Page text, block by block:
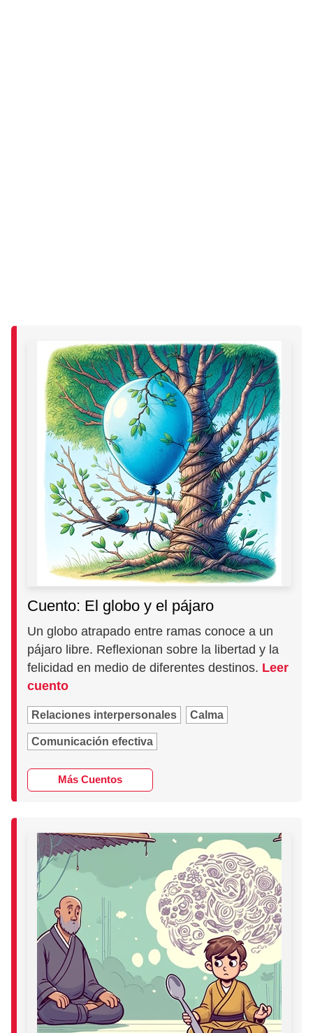
Cuento: El globo y el pájaro
Un globo atrapado entre ramas conoce a un
pájaro libre. Reflexionan sobre la libertad y la
felicidad en medio de diferentes destinos. Leer
cuento
Relaciones interpersonales Calma
Comunicación efectiva
Más Cuentos